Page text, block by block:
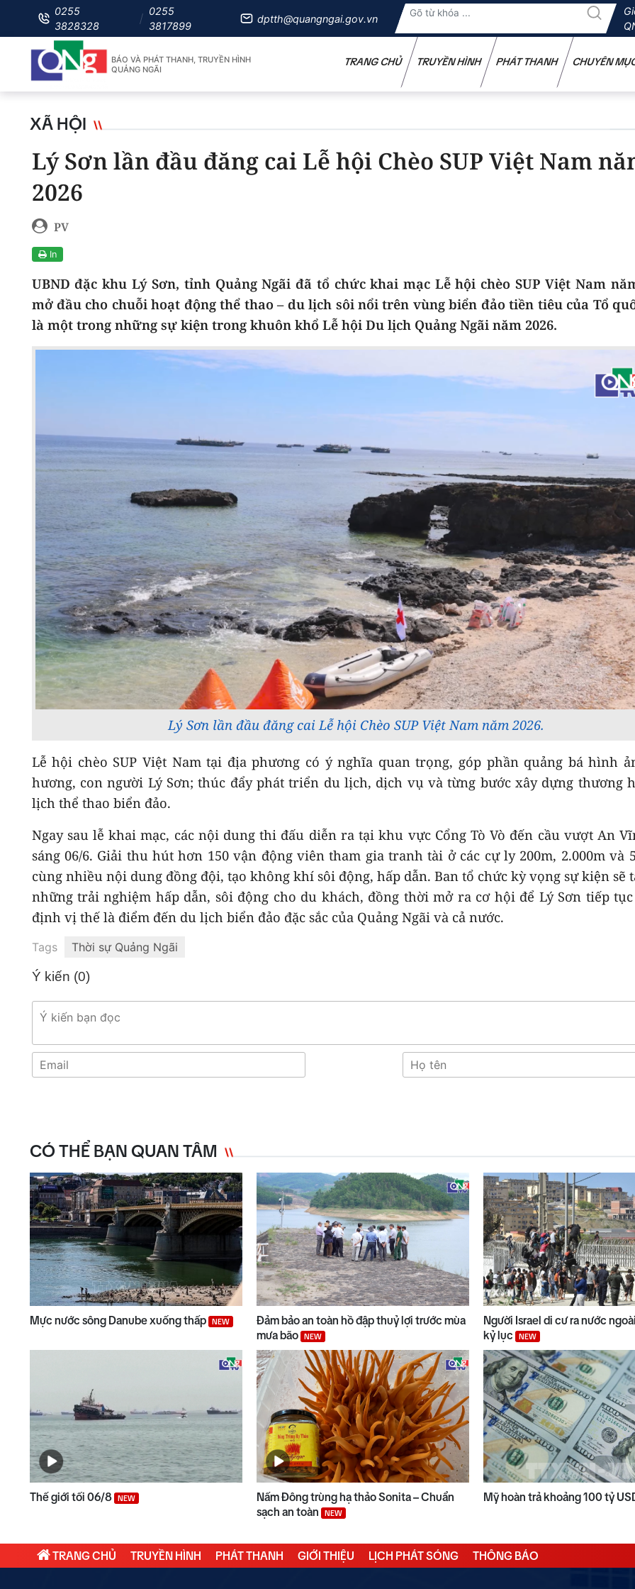
0255
3828328
0255
3817899
dptth@quangngai.gov.vn
BÁO VÀ PHÁT THANH, TRUYỀN HÌNH
QUẢNG NGÃI
TRANG CHỦ TRUYỀN HÌNH PHÁT THANH CHUYÊN
XÃ HỘI
Lý Sơn lần đầu đăng cai Lễ hội Chèo SUP Việt Nam
2026
PV
In
UBND đặc khu Lý Sơn, tỉnh Quảng Ngãi đã tổ chức khai mạc Lễ hội chèo SUP Việt Nam
mở đầu cho chuỗi hoạt động thể thao – du lịch sôi nổi trên vùng biển đảo tiền tiêu của Tổ
là một trong những sự kiện trong khuôn khổ Lễ hội Du lịch Quảng Ngãi năm 2026.
Lý Sơn lần đầu đăng cai Lễ hội Chèo SUP Việt Nam năm 2026.
Lễ hội chèo SUP Việt Nam tại địa phương có ý nghĩa quan trọng, góp phần quảng bá hình
hương, con người Lý Sơn; thúc đẩy phát triển du lịch, dịch vụ và từng bước xây dựng thương
lịch thể thao biển đảo.
Ngay sau lễ khai mạc, các nội dung thi đấu diễn ra tại khu vực Cổng Tò Vò đến cầu vượt An
sáng 06/6. Giải thu hút hơn 150 vận động viên tham gia tranh tài ở các cự ly 200m, 2.000m và
cùng nhiều nội dung đồng đội, tạo không khí sôi động, hấp dẫn. Ban tổ chức kỳ vọng sự kiện sẽ
những trải nghiệm hấp dẫn, sôi động cho du khách, đồng thời mở ra cơ hội để Lý Sơn tiếp
định vị thế là điểm đến du lịch biển đảo đặc sắc của Quảng Ngãi và cả nước.
Tags Thời sự Quảng Ngãi
Ý kiến (0)
CÓ THỂ BẠN QUAN TÂM
Mực nước sông Danube xuống thấp NEW
Đảm bảo an toàn hồ đập thuỷ lợi trước mùa
mưa bão
NEW
Người Israel di cư ra nước
kỷ lục
NEW
Thế giới tối 06/8 NEW
Nấm Đông trùng hạ thảo Sonita – Chuẩn
sạch an toàn
NEW
Mỹ hoàn trả khoảng 100 tỷ
TRANG CHỦ TRUYỀN HÌNH PHÁT THANH GIỚI THIỆU LỊCH PHÁT SÓNG THÔNG BÁO